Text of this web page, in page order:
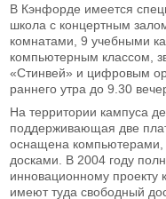
В Кэнфорде имеется
школа с концертным
комнатами, 9 учебными
компьютерным классом,
«Стинвей» и цифровым
раннего утра до 9.30
На территории кампуса
поддерживающая две
оснащена компьютерами,
досками. В 2004 году
инновационному проекту
имеют туда свободный